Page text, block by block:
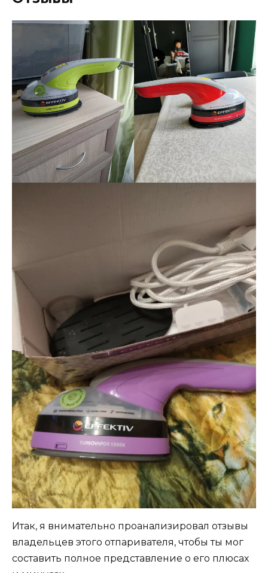
Итак, я внимательно проанализировал отзывы
владельцев этого отпаривателя, чтобы ты мог
составить полное представление о его плюсах